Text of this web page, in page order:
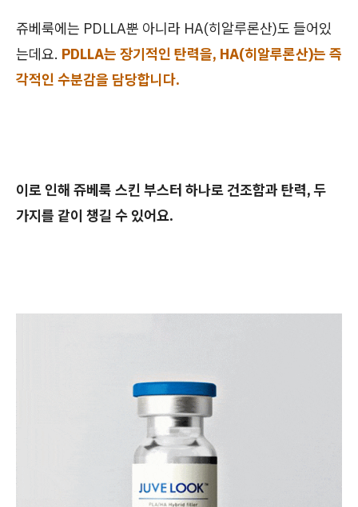
쥬베룩에는 PDLLA뿐 아니라 HA(히알루론산)도 들어있
는데요. PDLLA는 장기적인 탄력을, HA(히알루론산)는 즉
각적인 수분감을 담당합니다.
이로 인해 쥬베룩 스킨 부스터 하나로 건조함과 탄력, 두
가지를 같이 챙길 수 있어요.